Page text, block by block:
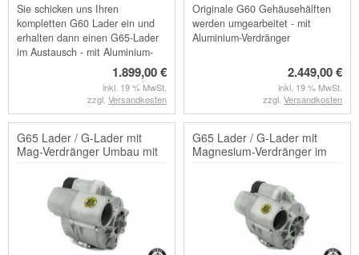
Sie schicken uns Ihren
kompletten G60 Lader ein und
erhalten dann einen G65-Lader
im Austausch - mit Aluminium-
1.899,00 €
inkl. 19 % MwSt.
zzgl. Versandkosten
Originale G60 Gehäusehälften
werden umgearbeitet - mit
Aluminium-Verdränger
2.449,00 €
inkl. 19 % MwSt.
zzgl. Versandkosten
G65 Lader / G-Lader mit
Mag-Verdränger Umbau mit
G65 Lader / G-Lader mit
Magnesium-Verdränger im